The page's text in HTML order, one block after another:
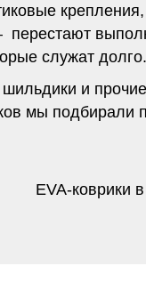
перестают
служат
и
мы подбирали